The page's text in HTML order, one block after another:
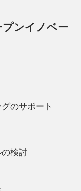
プンイノベー
のサポート
検討